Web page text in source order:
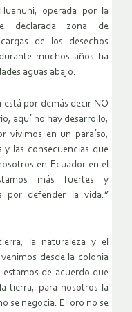
operada por la
declarada zona de
de los desechos
muchos años ha
aguas abajo.
está por demás decir NO
aquí no hay desarrollo,
vivimos en un paraíso,
las consecuencias que
en Ecuador en el
más fuertes y
por defender la vida.”
la naturaleza y el
desde la colonia
de acuerdo que
tierra, para nosotros la
se negocia. El oro no se